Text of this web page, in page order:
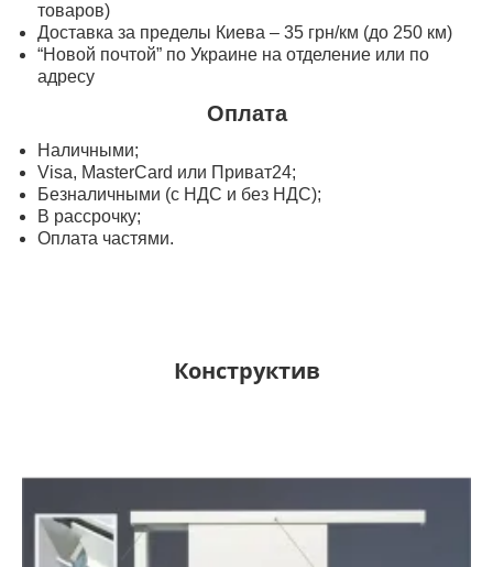
товаров)
Доставка за пределы Киева – 35 грн/км (до 250 км)
“Новой почтой” по Украине на отделение или по
адресу
Оплата
Наличными;
Visa, MasterСard или Приват24;
Безналичными (с НДС и без НДС);
В рассрочку;
Оплата частями.
Конструктив